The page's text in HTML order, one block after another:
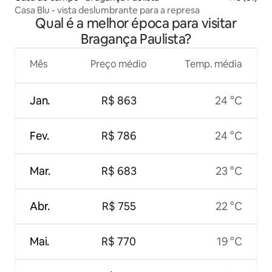
Casa Blu - vista deslumbrante para a represa
Qual é a melhor época para visitar
Bragança Paulista?
Mês
Jan.
Fev.
Mar.
Abr.
Mai.
Preço médio
R$ 863
R$ 786
R$ 683
R$ 755
R$ 770
Temp. média
24 °C
24 °C
23 °C
22 °C
19 °C